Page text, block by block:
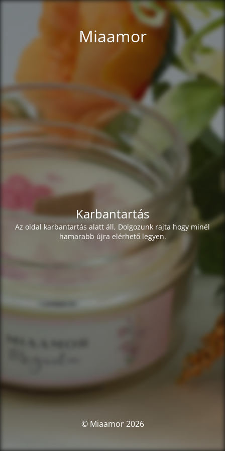
Miaamor
Karbantartás
Az oldal karbantartás alatt áll, Dolgozunk rajta hogy minél
hamarabb újra elérhető legyen.
© Miaamor 2026